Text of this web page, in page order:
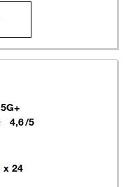
Note
4,6/5
x 24